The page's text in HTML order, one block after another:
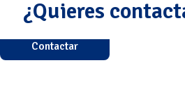
¿Quieres
Contactar